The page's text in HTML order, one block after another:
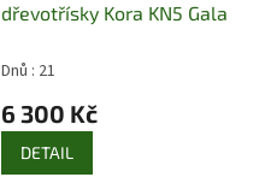
dřevotřísky Kora KN5 Gala
Dnů : 21
6 300 Kč
DETAIL